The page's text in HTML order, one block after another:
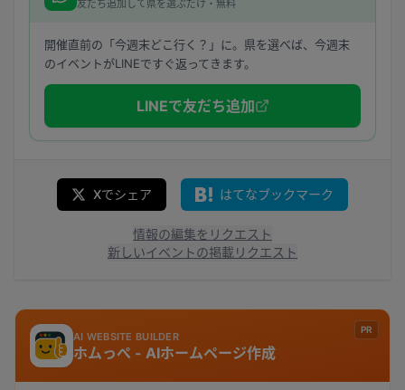
友だち追加して県を選ぶだけ・無料
開催直前の「今週末どこ行く？」に。県を選べば、今週末
のイベントがLINEですぐ返ってきます。
LINEで友だち追加
Xでシェア はてなブックマーク
情報の編集をリクエスト
新しいイベントの掲載リクエスト
PR
AI WEBSITE BUILDER
ホムっぺ - AIホームページ作成